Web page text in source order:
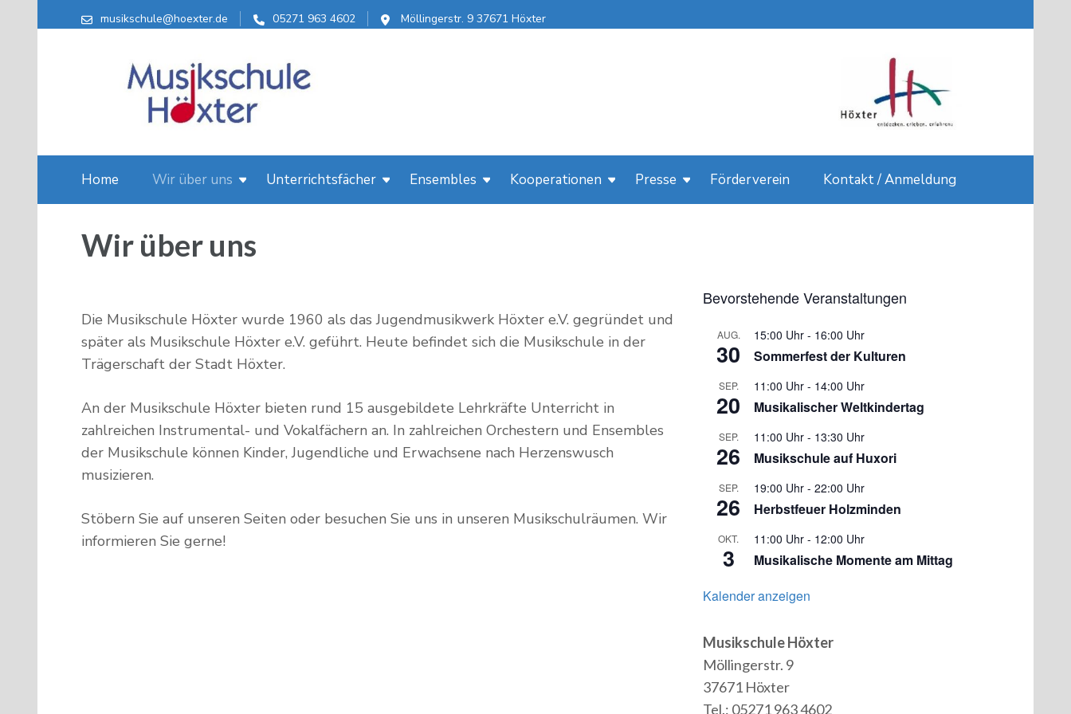
musikschule@hoexter.de 05271 963 4602 Möllingerstr. 9 37671 Höxter
Musikschule Höxter
Home Wir über uns Unterrichtsfächer Ensembles Kooperationen Presse Förderverein Kontakt / Anmeldung
Wir über uns
Die Musikschule Höxter wurde 1960 als das Jugendmusikwerk Höxter e.V. gegründet und
später als Musikschule Höxter e.V. geführt. Heute befindet sich die Musikschule in der
Trägerschaft der Stadt Höxter.
An der Musikschule Höxter bieten rund 15 ausgebildete Lehrkräfte Unterricht in
zahlreichen Instrumental- und Vokalfächern an. In zahlreichen Orchestern und Ensembles
der Musikschule können Kinder, Jugendliche und Erwachsene nach Herzenswusch
musizieren.
Stöbern Sie auf unseren Seiten oder besuchen Sie uns in unseren Musikschulräumen. Wir
informieren Sie gerne!
Bevorstehende Veranstaltungen
AUG.
30
15:00 Uhr - 16:00 Uhr
Sommerfest der Kulturen
SEP.
20
11:00 Uhr - 14:00 Uhr
Musikalischer Weltkindertag
SEP.
26
11:00 Uhr - 13:30 Uhr
Musikschule auf Huxori
SEP.
26
19:00 Uhr -22:00 Uhr
Herbstfeuer Holzminden
OKT.
3
11:00 Uhr - 12:00 Uhr
Musikalische Momente am Mittag
Kalender anzeigen
Musikschule Höxter
Möllingerstr. 9
37671 Höxter
Tel.: 05271 963 4602